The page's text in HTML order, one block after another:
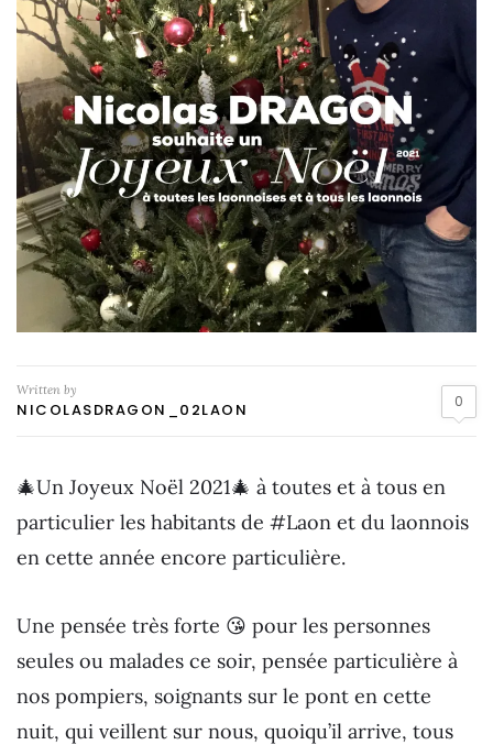
Written by
NICOLASDRAGON_02LAON 0
🎄Un Joyeux Noël 2021🎄 à toutes et à tous en
particulier les habitants de #Laon et du laonnois
en cette année encore particulière.
Une pensée très forte 😘 pour les personnes
seules ou malades ce soir, pensée particulière à
nos pompiers, soignants sur le pont en cette
nuit, qui veillent sur nous, quoiqu’il arrive, tous